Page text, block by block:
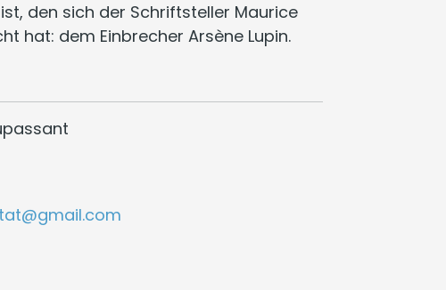
den sich der Schriftsteller Maurice
hat: dem Einbrecher Arsène Lupin.